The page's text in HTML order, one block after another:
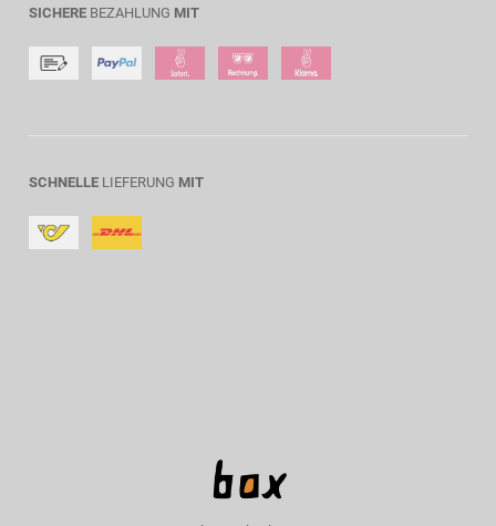
SICHERE BEZAHLUNG MIT
SCHNELLE LIEFERUNG MIT